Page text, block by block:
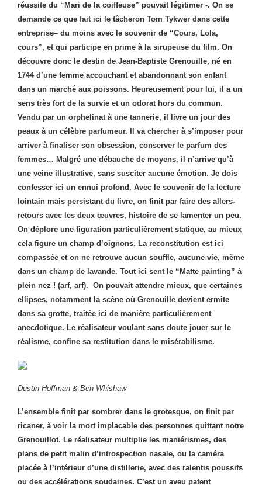
réussite du “Mari de la coiffeuse” pouvait légitimer -. On se
demande ce que fait ici le tâcheron Tom Tykwer dans cette
entreprise– du moins avec le souvenir de “Cours, Lola,
cours”, et qui participe en prime à la sirupeuse du film. On
découvre donc le destin de Jean-Baptiste Grenouille, né en
1744 d’une femme accouchant et abandonnant son enfant
dans un marché aux poissons. Heureusement pour lui, il a un
sens très fort de la survie et un odorat hors du commun.
Vendu par un orphelinat à une tannerie, il livre un jour des
peaux à un célèbre parfumeur. Il va chercher à s’imposer pour
arriver à finaliser son obsession, conserver le parfum des
femmes… Malgré une débauche de moyens, il n’arrive qu’à
une veine illustrative, sans susciter aucune émotion. Je dois
confesser ici un ennui profond. Avec le souvenir de la lecture
lointain mais persistant du livre, on finit par faire des allers-
retours avec les deux œuvres, histoire de se lamenter un peu.
On déplore une figuration particulièrement statique, au mieux
cela figure un champ d’oignons. La reconstitution est ici
compassée et on ne retrouve aucun souffle, aucune vie, même
dans un champ de lavande. Tout ici sent le “Matte painting” à
plein nez ! (arf, arf). On pouvait attendre mieux, que certaines
ellipses, notamment la scène où Grenouille devient ermite
dans sa grotte, traitée ici de manière particulièrement
anecdotique. Le réalisateur voulant sans doute jouer sur le
réalisme, confine sa restitution dans le misérabilisme.
Dustin Hoffman & Ben Whishaw
L’ensemble finit par sombrer dans le grotesque, on finit par
ricaner, à voir la mort implacable des personnes quittant notre
Grenouillot. Le réalisateur multiplie les maniérismes, des
plans de petit malin d’introspection nasale, ou la caméra
placée à l’intérieur d’une distillerie, avec des ralentis poussifs
ou des accélérations soudaines. C’est un aveu patent